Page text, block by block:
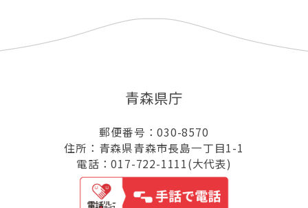
青森県庁
郵便番号：030-8570
住所：青森県青森市長島一丁目1-1
電話：017-722-1111(大代表)